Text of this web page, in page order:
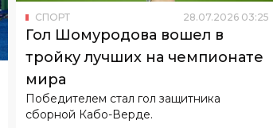
СПОРТ 28.07.2026 03:25
Гол Шомуродова вошел в
тройку лучших на чемпионате
мира
Победителем стал гол защитника
сборной Кабо-Верде.